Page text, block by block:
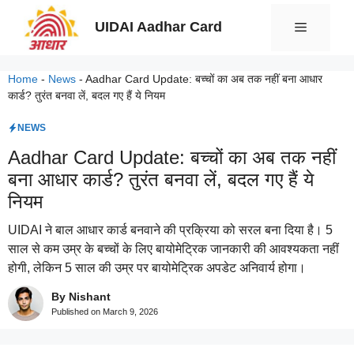
UIDAI Aadhar Card Menu
Home - News - Aadhar Card Update: बच्चों का अब तक नहीं बना आधार
कार्ड? तुरंत बनवा लें, बदल गए हैं ये नियम
NEWS
Aadhar Card Update: बच्चों का अब तक नहीं
बना आधार कार्ड? तुरंत बनवा लें, बदल गए हैं ये
नियम
UIDAI ने बाल आधार कार्ड बनवाने की प्रक्रिया को सरल बना दिया है। 5
साल से कम उम्र के बच्चों के लिए बायोमेट्रिक जानकारी की आवश्यकता नहीं
होगी, लेकिन 5 साल की उम्र पर बायोमेट्रिक अपडेट अनिवार्य होगा।
By Nishant
Published on March 9, 2026